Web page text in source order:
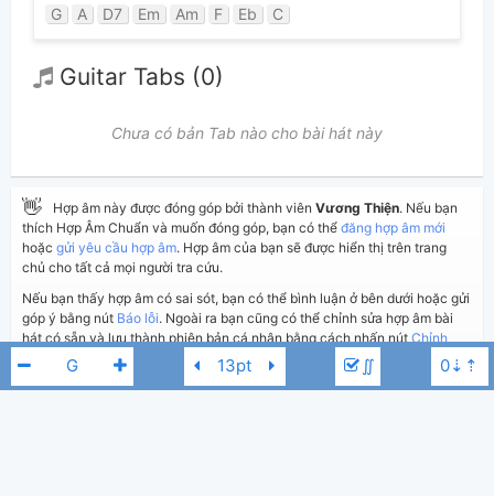
∬
G A D7 Em Am F Eb C
Guitar Tabs (0)
Chưa có bản Tab nào cho bài hát này
👋 Hợp âm này được đóng góp bởi thành viên Vương Thiện. Nếu bạn
thích Hợp Âm Chuẩn và muốn đóng góp, bạn có thể đăng hợp âm mới
hoặc gửi yêu cầu hợp âm. Hợp âm của bạn sẽ được hiển thị trên trang
chủ cho tất cả mọi người tra cứu.
Nếu bạn thấy hợp âm có sai sót, bạn có thể bình luận ở bên dưới hoặc gửi
góp ý bằng nút Báo lỗi. Ngoài ra bạn cũng có thể chỉnh sửa hợp âm bài
hát có sẵn và lưu thành phiên bản cá nhân bằng cách nhấn nút Chỉnh
sửa hợp âm